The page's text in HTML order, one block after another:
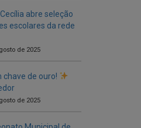
chave de ouro!
de 2025
Municipal de
em Santa Cecília-